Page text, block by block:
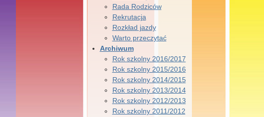
Rada Rodziców
Rekrutacja
Rozkład jazdy
Warto przeczytać
Archiwum
Rok szkolny 2016/2017
Rok szkolny 2015/2016
Rok szkolny 2014/2015
Rok szkolny 2013/2014
Rok szkolny 2012/2013
Rok szkolny 2011/2012